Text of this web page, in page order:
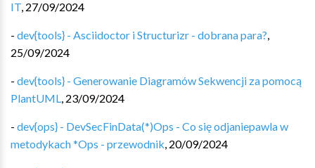
IT, 27/09/2024
- dev{tools} - Asciidoctor i Structurizr - dobrana para?,
25/09/2024
- dev{tools} - Generowanie Diagramów Sekwencji za pomocą
PlantUML, 23/09/2024
- dev{ops} - DevSecFinData(*)Ops - Co się odjaniepawla w
metodykach *Ops - przewodnik, 20/09/2024